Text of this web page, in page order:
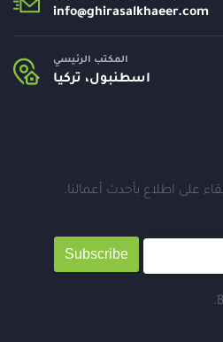
info@ghirasalkhaeer.com
المكتب الرئيسي
اسطنبول، تركيا
على اطلاع بأحدث أعمالنا.
Subscribe